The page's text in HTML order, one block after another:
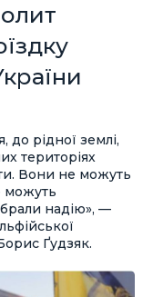
рідної землі,
територіях
Вони не можуть
можуть
надію», —
Ґудзяк.